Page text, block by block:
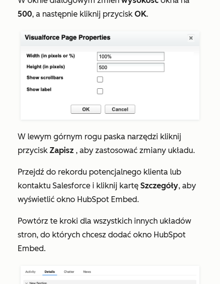
500, a następnie kliknij przycisk OK.
W lewym górnym rogu paska narzędzi kliknij
przycisk Zapisz , aby zastosować zmiany układu.
Przejdź do rekordu potencjalnego klienta lub
kontaktu Salesforce i kliknij kartę Szczegóły, aby
wyświetlić okno HubSpot Embed.
Powtórz te kroki dla wszystkich innych układów
stron, do których chcesz dodać okno HubSpot
Embed.